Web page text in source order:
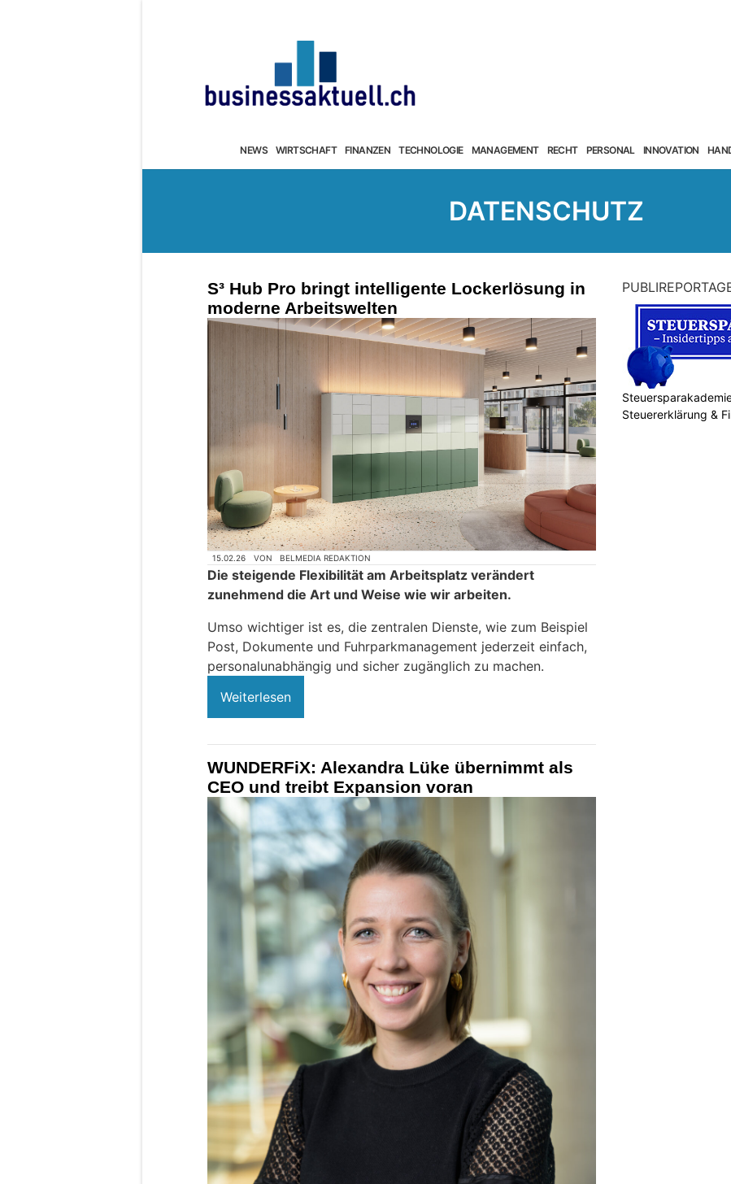
NEWS WIRTSCHAFT FINANZEN TECHNOLOGIE MANAGEMENT RECHT PERSONAL INNOVATION
DATENSCHUTZ
S³ Hub Pro bringt intelligente Lockerlösung in
moderne Arbeitswelten
15.02.26 VON BELMEDIA REDAKTION
Die steigende Flexibilität am Arbeitsplatz verändert
zunehmend die Art und Weise wie wir arbeiten.
Umso wichtiger ist es, die zentralen Dienste, wie zum Beispiel
Post, Dokumente und Fuhrparkmanagement jederzeit einfach,
personalunabhängig und sicher zugänglich zu machen.
Weiterlesen
WUNDERFiX: Alexandra Lüke übernimmt als
CEO und treibt Expansion voran
Steuererklärung &